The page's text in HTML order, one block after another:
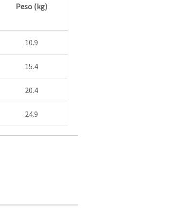
Peso (kg)
10.9
15.4
20.4
24.9